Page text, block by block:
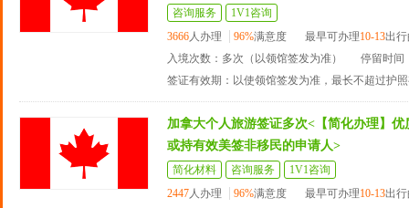
咨询服务
1V1咨询
3666人办理 96%满意度 最早可办理10-13出
入境次数：多次（以领馆签发为准）
停留时间
签证有效期：以使领馆签发为准，最长不超过护
加拿大个人旅游签证多次<【简化办理】
或持有效美签非移民的申请人>
简化材料 咨询服务
1V1咨询
2447人办理 96%满意度 最早可办理10-13出